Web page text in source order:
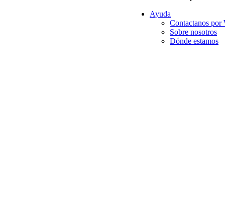
Ayuda
Contactanos por
Sobre nosotros
Dónde estamos